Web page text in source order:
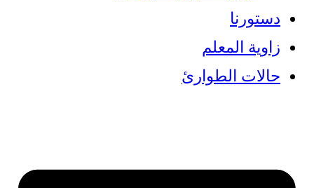
دستورنا
زاوية المعلم
حالات الطوارئ